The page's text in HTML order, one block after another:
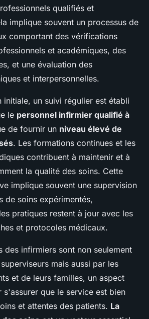
qualifiés et
implique souvent un processus de
comportant des vérifications
et académiques, des
et une évaluation des
et interpersonnelles.
initiale, un suivi régulier est établi
le personnel infirmier qualifié à
de fournir un niveau élevé de
. Les formations continues et les
contribuent à maintenir et à
la qualité des soins. Cette
implique souvent une supervision
de soins expérimentés,
pratiques restent à jour avec les
et protocoles médicaux.
des infirmiers sont non seulement
mais aussi par les
et de leurs familles, un aspect
s'assurer que le service est bien
et attentes des patients. La